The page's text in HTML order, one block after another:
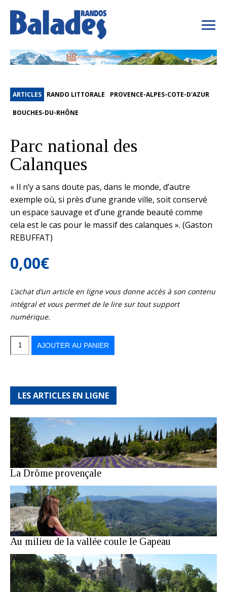
ARTICLES RANDO LITTORALE PROVENCE-ALPES-COTE-D'AZUR
BOUCHES-DU-RHÔNE
Parc national des
Calanques
« Il n’y a sans doute pas, dans le monde, d’autre
exemple où, si près d’une grande ville, soit conservé
un espace sauvage et d’une grande beauté comme
cela est le cas pour le massif des calanques ». (Gaston
REBUFFAT)
0,00€
L’achat d’un article en ligne vous donne accès à son contenu
intégral et vous permet de le lire sur tout support
numérique.
quantité
AJOUTER AU PANIER
LES ARTICLES EN LIGNE
La Drôme provençale
Au milieu de la vallée coule le Gapeau